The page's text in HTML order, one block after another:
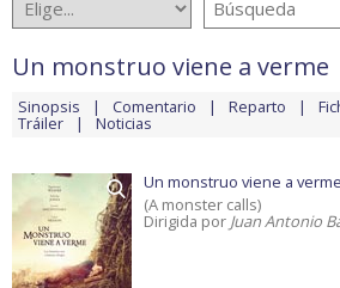
Un monstruo viene a verme
Sinopsis Comentario Reparto
Tráiler Noticias
Un monstruo viene a verme
(A monster calls)
Dirigida por Juan Antonio